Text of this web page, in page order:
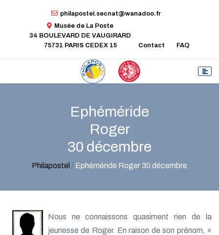
philapostel.secnat@wanadoo.fr
Musée de La Poste
34 BOULEVARD DE VAUGIRARD
75731 PARIS CEDEX 15
Contact FAQ
Ephéméride
Roger
30 décembre
Philapostel / Ephéméride Roger 30 décembre
Nous ne connaissons quasiment rien de la
jeunesse de Roger. En raison de son prénom, «